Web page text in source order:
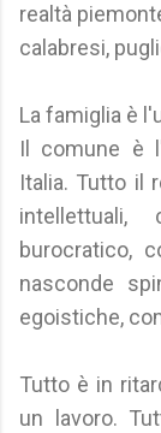
realtà
calabresi,
La famiglia è
Il comune è
Italia. Tutto il
burocratico,
nasconde
egoistiche,
Tutto è in
un lavoro.